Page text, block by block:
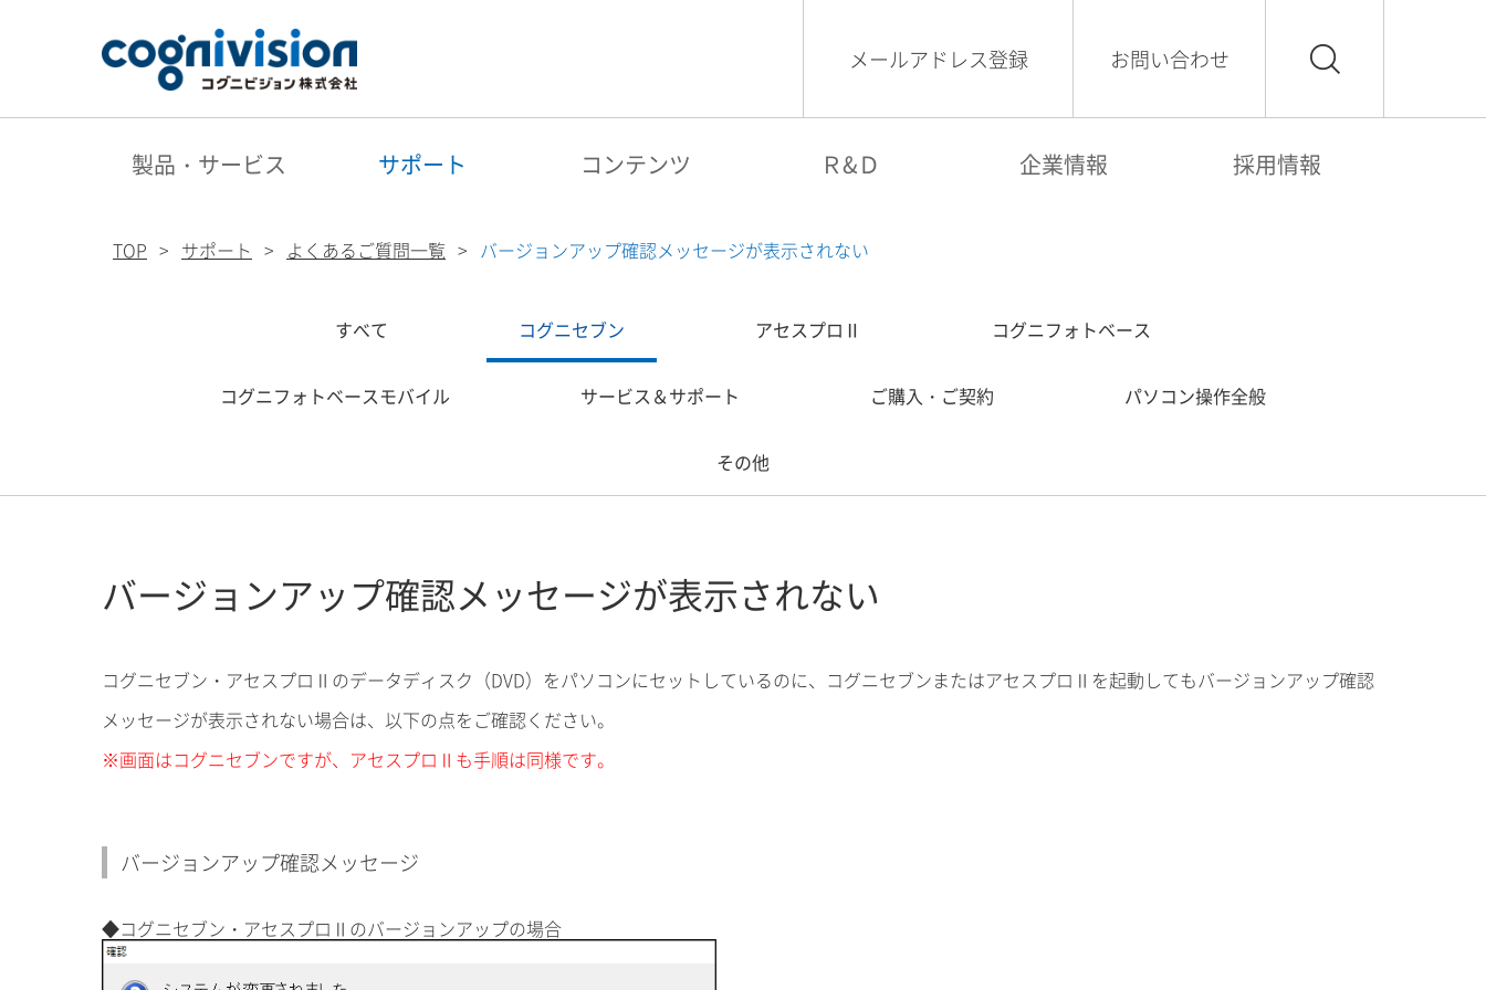
メールアドレス登録 お問い合わせ
製品・サービス サポート コンテンツ Ｒ&Ｄ 企業情報 採用情報
TOP サポート よくあるご質問一覧 バージョンアップ確認メッセージが表示されない
すべて コグニセブン アセスプロⅡ コグニフォトベース
コグニフォトベースモバイル サービス＆サポート ご購入・ご契約 パソコン操作全般
その他
バージョンアップ確認メッセージが表示されない
コグニセブン・アセスプロⅡのデータディスク（DVD）をパソコンにセットしているのに、コグニセブンまたはアセスプロⅡを起動してもバージョンアップ確認
メッセージが表示されない場合は、以下の点をご確認ください。
※画面はコグニセブンですが、アセスプロⅡも手順は同様です。
バージョンアップ確認メッセージ
◆コグニセブン・アセスプロⅡのバージョンアップの場合